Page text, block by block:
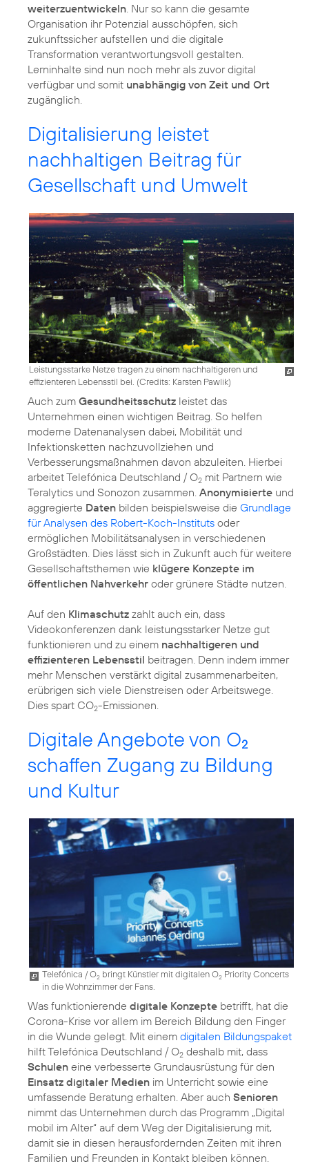
weiterzuentwickeln. Nur so kann die gesamte
Organisation ihr Potenzial ausschöpfen, sich
zukunftssicher aufstellen und die digitale
Transformation verantwortungsvoll gestalten.
Lerninhalte sind nun noch mehr als zuvor digital
verfügbar und somit unabhängig von Zeit und Ort
zugänglich.
Digitalisierung leistet
nachhaltigen Beitrag für
Gesellschaft und Umwelt
Leistungsstarke Netze tragen zu einem nachhaltigeren und
effizienteren Lebensstil bei. (Credits: Karsten Pawlik)
Auch zum Gesundheitsschutz leistet das
Unternehmen einen wichtigen Beitrag. So helfen
moderne Datenanalysen dabei, Mobilität und
Infektionsketten nachzuvollziehen und
Verbesserungsmaßnahmen davon abzuleiten. Hierbei
arbeitet Telefónica Deutschland / O2 mit Partnern wie
Teralytics und Sonozon zusammen. Anonymisierte und
aggregierte Daten bilden beispielsweise die Grundlage
für Analysen des Robert-Koch-Instituts oder
ermöglichen Mobilitätsanalysen in verschiedenen
Großstädten. Dies lässt sich in Zukunft auch für weitere
Gesellschaftsthemen wie klügere Konzepte im
öffentlichen Nahverkehr oder grünere Städte nutzen.
Auf den Klimaschutz zahlt auch ein, dass
Videokonferenzen dank leistungsstarker Netze gut
funktionieren und zu einem nachhaltigeren und
effizienteren Lebensstil beitragen. Denn indem immer
mehr Menschen verstärkt digital zusammenarbeiten,
erübrigen sich viele Dienstreisen oder Arbeitswege.
Dies spart CO2
Digitale Angebote von O2
schaffen Zugang zu Bildung
und Kultur
Telefónica / O2 bringt Künstler mit digitalen O2 Priority Concerts
in die Wohnzimmer der Fans.
Was funktionierende digitale Konzepte betrifft, hat die
Corona-Krise vor allem im Bereich Bildung den Finger
in die Wunde gelegt. Mit einem digitalen Bildungspaket
hilft Telefónica Deutschland / O2 deshalb mit, dass
Schulen eine verbesserte Grundausrüstung für den
Einsatz digitaler Medien im Unterricht sowie eine
umfassende Beratung erhalten. Aber auch Senioren
nimmt das Unternehmen durch das Programm „Digital
mobil im Alter“ auf dem Weg der Digitalisierung mit,
damit sie in diesen herausfordernden Zeiten mit ihren
Familien und Freunden in Kontakt bleiben können.